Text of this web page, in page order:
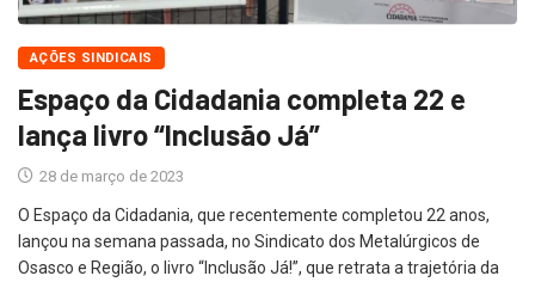
AÇÕES SINDICAIS
Espaço da Cidadania completa 22 e
lança livro “Inclusão Já”
28 de março de 2023
O Espaço da Cidadania, que recentemente completou 22 anos,
lançou na semana passada, no Sindicato dos Metalúrgicos de
Osasco e Região, o livro “Inclusão Já!”, que retrata a trajetória da